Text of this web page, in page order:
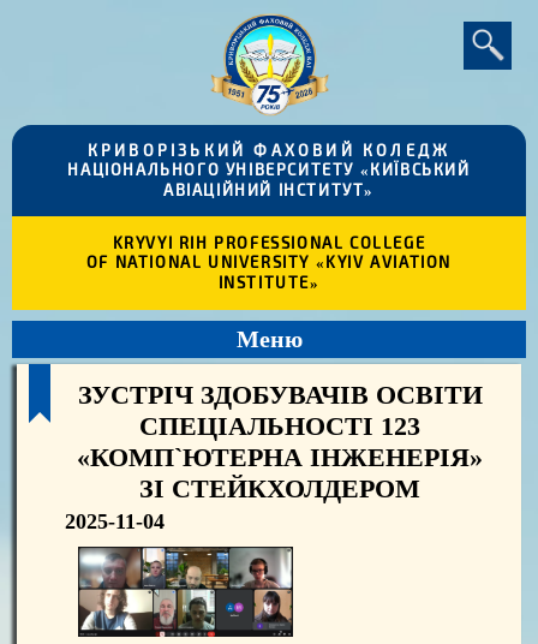
КРИВОРІЗЬКИЙ ФАХОВИЙ КОЛЕДЖ
НАЦІОНАЛЬНОГО УНІВЕРСИТЕТУ «КИЇВСЬКИЙ
АВІАЦІЙНИЙ ІНСТИТУТ»
KRYVYI RIH PROFESSIONAL COLLEGE
OF NATIONAL UNIVERSITY «KYIV AVIATION
INSTITUTE»
Меню
ЗУСТРІЧ ЗДОБУВАЧІВ ОСВІТИ
СПЕЦІАЛЬНОСТІ 123
«КОМП`ЮТЕРНА ІНЖЕНЕРІЯ»
ЗІ СТЕЙКХОЛДЕРОМ
2025-11-04